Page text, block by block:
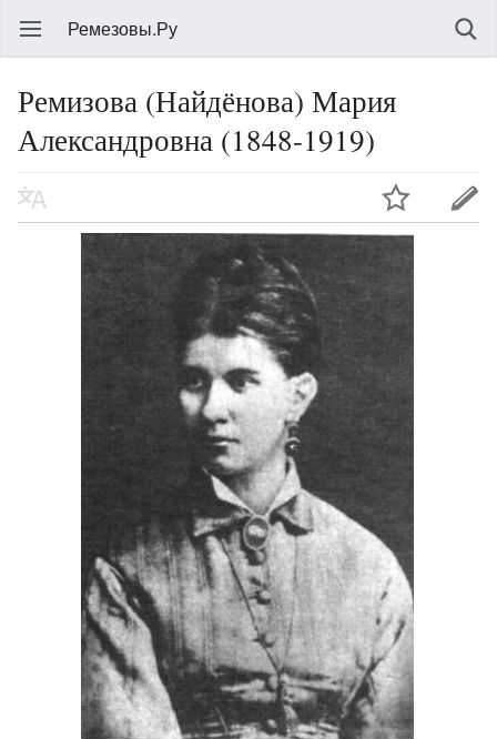
Ремезовы.Ру
Ремизова (Найдёнова) Мария
Александровна (1848-1919)